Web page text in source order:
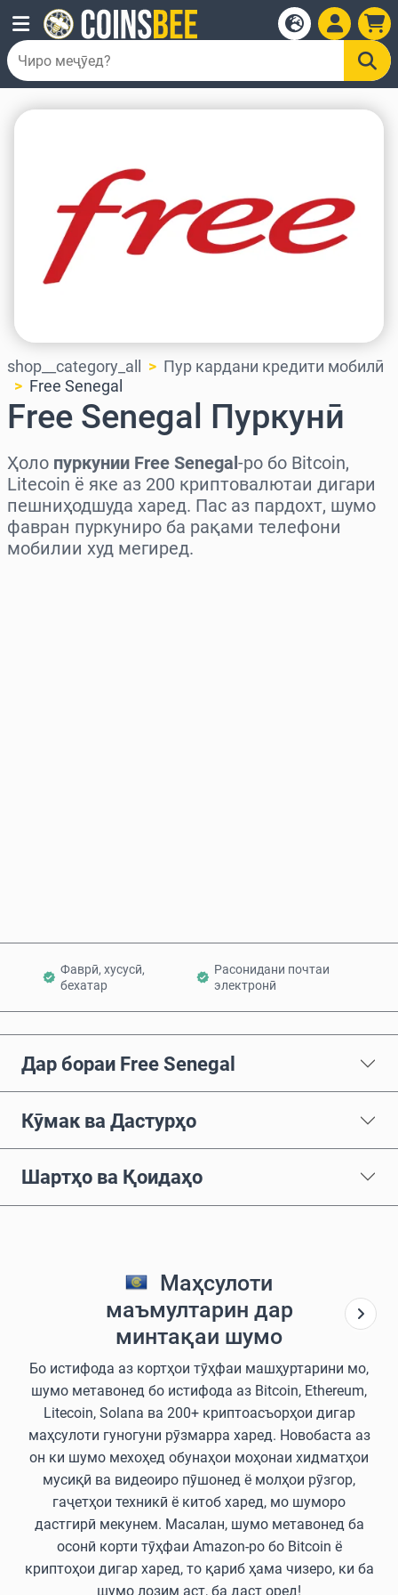
shop__category_all
Пур кардани кредити мобилӣ
Free Senegal
Free Senegal Пуркунӣ
Ҳоло пуркунии Free Senegal -ро бо Bitcoin,
Litecoin ё яке аз 200 криптовалютаи дигари
пешниҳодшуда харед. Пас аз пардохт, шумо
фавран пуркуниро ба рақами телефони
мобилии худ мегиред.
Фаврӣ, хусусӣ,
бехатар
Расонидани почтаи
электронӣ
Дар бораи Free Senegal
Кӯмак ва Дастурҳо
Шартҳо ва Қоидаҳо
Маҳсулоти
маъмултарин дар
минтақаи шумо
Бо истифода аз кортҳои тӯҳфаи машҳуртарини мо,
шумо метавонед бо истифода аз Bitcoin, Ethereum,
Litecoin, Solana ва 200+ криптоасъорҳои дигар
маҳсулоти гуногуни рӯзмарра харед. Новобаста аз
он ки шумо мехоҳед обунаҳои моҳонаи хидматҳои
мусиқӣ ва видеоиро пӯшонед ё молҳои рӯзгор,
гаҷетҳои техникӣ ё китоб харед, мо шуморо
дастгирӣ мекунем. Масалан, шумо метавонед ба
осонӣ корти тӯҳфаи Amazon-ро бо Bitcoin ё
криптоҳои дигар харед, то қариб ҳама чизеро, ки ба
шумо лозим аст, ба даст оред!